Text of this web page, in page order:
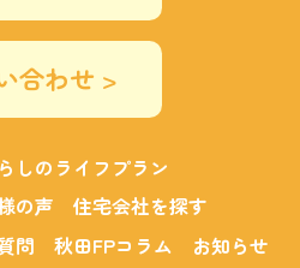
合わせ >
しのライフプラン
の声
住宅会社を探す
問 秋田FPコラム
お知らせ